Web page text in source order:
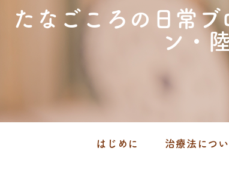
たなごころの日常
ン・
はじめに 治療法につ